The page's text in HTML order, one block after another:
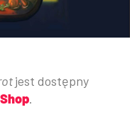
jest dostępny
.